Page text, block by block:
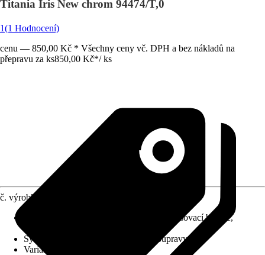
Titania Iris New chrom 94474/T,0
1(1 Hodnocení)
cenu — 850,00 Kč * Všechny ceny vč. DPH a bez nákladů na
přepravu za ks850,00 Kč*/ ks
č. výrobku
Jednopáková směšovací baterie,
Systém vypouštění
Bez odtokové soupravy
Varianta